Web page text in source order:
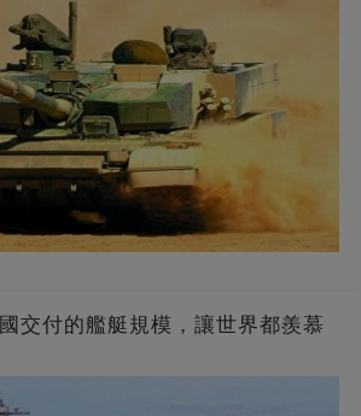
交付的艦艇規模，讓世界都羨慕